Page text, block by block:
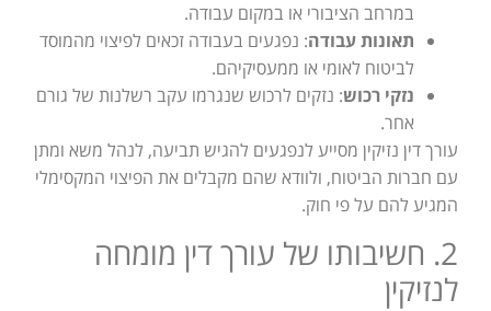
במרחב הציבורי או במקום עבודה.
תאונות עבודה: נפגעים בעבודה זכאים לפיצוי מהמוסד
לביטוח לאומי או ממעסיקיהם.
נזקי רכוש: נזקים לרכוש שנגרמו עקב רשלנות של גורם
אחר.
עורך דין נזיקין מסייע לנפגעים להגיש תביעה, לנהל משא ומתן
עם חברות הביטוח, ולוודא שהם מקבלים את הפיצוי המקסימלי
המגיע להם על פי חוק.
2. חשיבותו של עורך דין מומחה
לנזיקין